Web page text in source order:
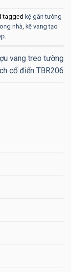
tagged kệ gắn tường
nhà, kệ vang tạo
.
vang treo tường
cổ điển TBR206